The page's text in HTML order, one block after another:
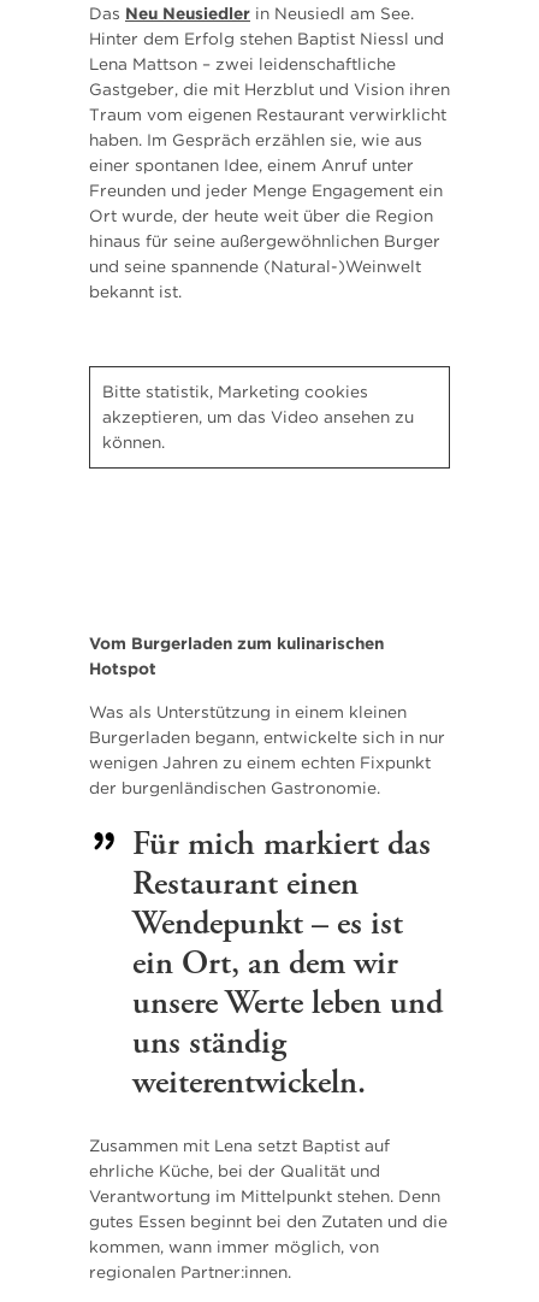
Das Neu Neusiedler in Neusiedl am See.
Hinter dem Erfolg stehen Baptist Niessl und
Lena Mattson – zwei leidenschaftliche
Gastgeber, die mit Herzblut und Vision ihren
Traum vom eigenen Restaurant verwirklicht
haben. Im Gespräch erzählen sie, wie aus
einer spontanen Idee, einem Anruf unter
Freunden und jeder Menge Engagement ein
Ort wurde, der heute weit über die Region
hinaus für seine außergewöhnlichen Burger
und seine spannende (Natural-)Weinwelt
bekannt ist.
Bitte statistik, Marketing cookies
akzeptieren, um das Video ansehen zu
können.
Vom Burgerladen zum kulinarischen
Hotspot
Was als Unterstützung in einem kleinen
Burgerladen begann, entwickelte sich in nur
wenigen Jahren zu einem echten Fixpunkt
der burgenländischen Gastronomie.
Für mich markiert das
Restaurant einen
Wendepunkt – es ist
ein Ort, an dem wir
unsere Werte leben und
uns ständig
weiterentwickeln.
Zusammen mit Lena setzt Baptist auf
ehrliche Küche, bei der Qualität und
Verantwortung im Mittelpunkt stehen. Denn
gutes Essen beginnt bei den Zutaten und die
kommen, wann immer möglich, von
regionalen Partner:innen.